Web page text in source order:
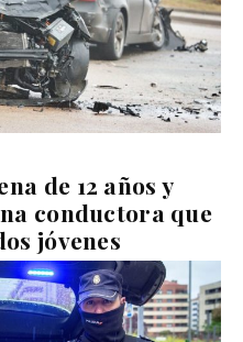
de 12 años y
conductora que
jóvenes